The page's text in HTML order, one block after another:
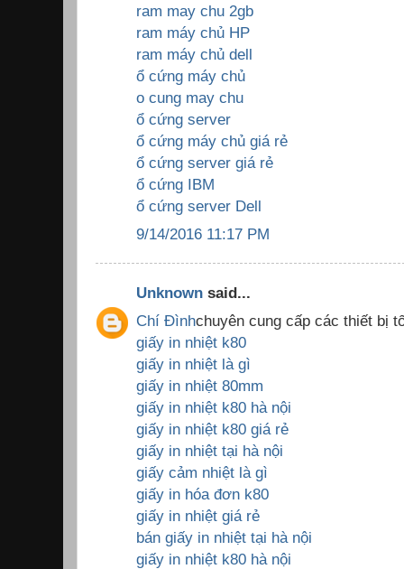
ram may chu 2gb
ram máy chủ HP
ram máy chủ dell
ổ cứng máy chủ
o cung may chu
ổ cứng server
ổ cứng máy chủ giá rẻ
ổ cứng server giá rẻ
ổ cứng IBM
ổ cứng server Dell
9/14/2016 11:17 PM
Unknown said...
Chí Đìnhchuyên cung cấp các thiết bị
giấy in nhiệt k80
giấy in nhiệt là gì
giấy in nhiệt 80mm
giấy in nhiệt k80 hà nội
giấy in nhiệt k80 giá rẻ
giấy in nhiệt tại hà nội
giấy cảm nhiệt là gì
giấy in hóa đơn k80
giấy in nhiệt giá rẻ
bán giấy in nhiệt tại hà nội
giấy in nhiệt k80 hà nội